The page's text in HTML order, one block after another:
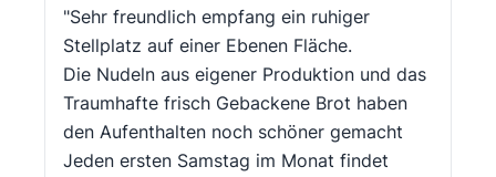
"Sehr freundlich empfang ein ruhiger
Stellplatz auf einer Ebenen Fläche.
Die Nudeln aus eigener Produktion und das
Traumhafte frisch Gebackene Brot haben
den Aufenthalten noch schöner gemacht
Jeden ersten Samstag im Monat findet